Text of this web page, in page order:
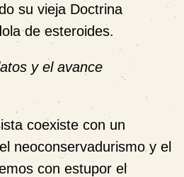
su vieja Doctrina
de esteroides.
y el avance
coexiste con un
neoconservadurismo y el
con estupor el